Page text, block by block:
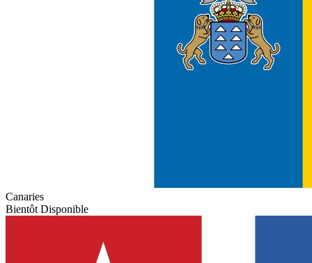
Canaries
Bientôt Disponible